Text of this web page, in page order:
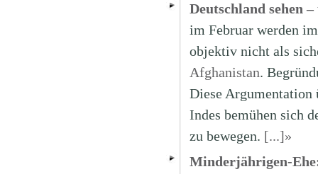
Deutschland sehen
im Februar werden
objektiv nicht als
Afghanistan.
Diese Argumentation
Indes bemühen sich
zu bewegen. [...]»
Minderjährigen-